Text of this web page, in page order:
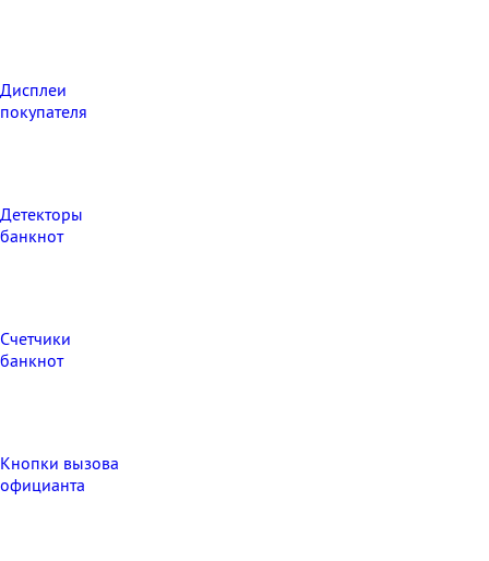
Дисплеи
покупателя
Детекторы
банкнот
Счетчики
банкнот
Кнопки вызова
официанта